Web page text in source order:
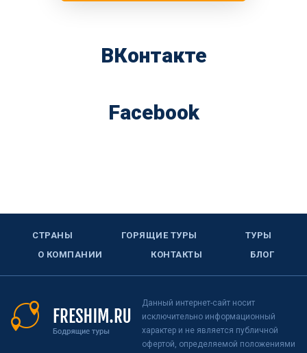
ВКонтакте
Facebook
СТРАНЫ ГОРЯЩИЕ ТУРЫ
ТУРЫ
О КОМПАНИИ
КОНТАКТЫ БЛОГ
Данный интернет-сайт носит
исключительно информационный
характер и не является публичной
офертой, определяемой положениями